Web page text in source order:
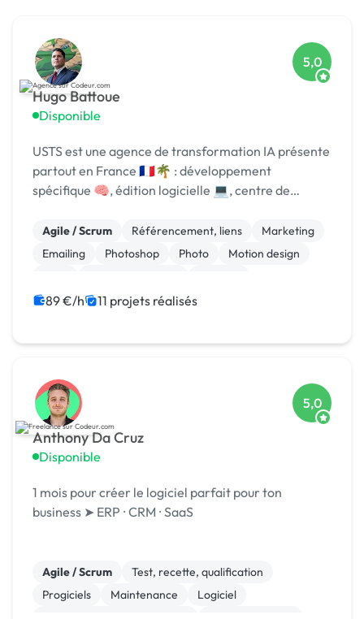
Hugo Battoue
Disponible
5,0
USTS est une agence de transformation IA présente
partout en France 🇫🇷🌴 : développement
spécifique 🧠, édition logicielle 💻, centre de
MASQUÉE] 🏆 !
Agile / Scrum Référencement, liens
Marketing
Emailing
Photoshop Photo
Motion design
89 €/h 11 projets réalisés
Anthony Da Cruz
Disponible
5,0
1 mois pour créer le logiciel parfait pour ton
business ➤ ERP ⸱ CRM ⸱ SaaS
Agile / Scrum
Test, recette, qualification
Progiciels
Maintenance
Logiciel